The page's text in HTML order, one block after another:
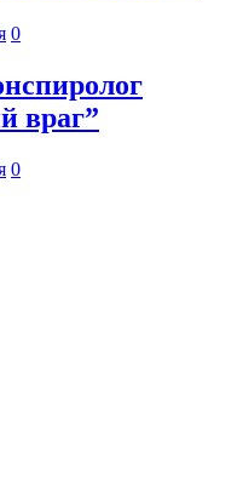
0
враг”
0